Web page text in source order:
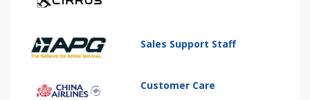
Sales Support Staff
Customer Care